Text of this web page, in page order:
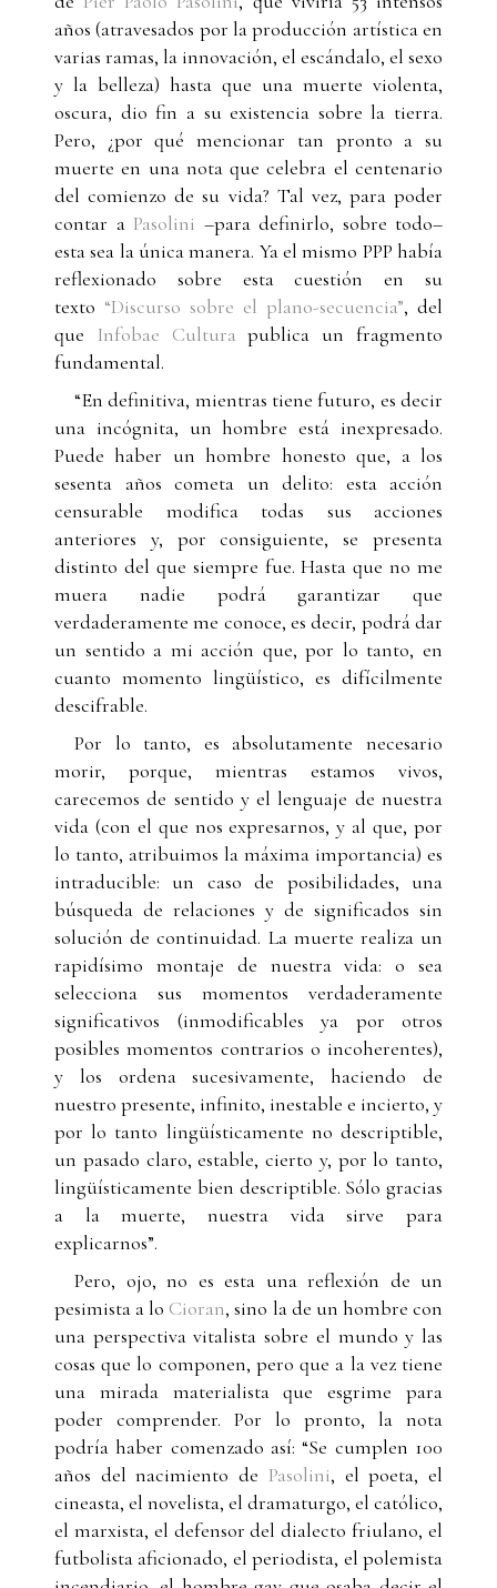
años (atravesados por la producción artística en
varias ramas, la innovación, el escándalo, el sexo
y la belleza) hasta que una muerte violenta,
oscura, dio fin a su existencia sobre la tierra.
Pero, ¿por qué mencionar tan pronto a su
muerte en una nota que celebra el centenario
del comienzo de su vida? Tal vez, para poder
contar a Pasolini –para definirlo, sobre todo–
esta sea la única manera. Ya el mismo PPP había
reflexionado sobre esta cuestión en su
texto “Discurso sobre el plano-secuencia”, del
que Infobae Cultura publica un fragmento
fundamental.
“En definitiva, mientras tiene futuro, es decir
una incógnita, un hombre está inexpresado.
Puede haber un hombre honesto que, a los
sesenta años cometa un delito: esta acción
censurable modifica todas sus acciones
anteriores y, por consiguiente, se presenta
distinto del que siempre fue. Hasta que no me
muera nadie podrá garantizar que
verdaderamente me conoce, es decir, podrá dar
un sentido a mi acción que, por lo tanto, en
cuanto momento lingüístico, es difícilmente
descifrable.
Por lo tanto, es absolutamente necesario
morir, porque, mientras estamos vivos,
carecemos de sentido y el lenguaje de nuestra
vida (con el que nos expresarnos, y al que, por
lo tanto, atribuimos la máxima importancia) es
intraducible: un caso de posibilidades, una
búsqueda de relaciones y de significados sin
solución de continuidad. La muerte realiza un
rapidísimo montaje de nuestra vida: o sea
selecciona sus momentos verdaderamente
significativos (inmodificables ya por otros
posibles momentos contrarios o incoherentes),
y los ordena sucesivamente, haciendo de
nuestro presente, infinito, inestable e incierto, y
por lo tanto lingüísticamente no descriptible,
un pasado claro, estable, cierto y, por lo tanto,
lingüísticamente bien descriptible. Sólo gracias
a la muerte, nuestra vida sirve para
explicarnos”.
Pero, ojo, no es esta una reflexión de un
pesimista a lo Cioran, sino la de un hombre con
una perspectiva vitalista sobre el mundo y las
cosas que lo componen, pero que a la vez tiene
una mirada materialista que esgrime para
poder comprender. Por lo pronto, la nota
podría haber comenzado así: “Se cumplen 100
años del nacimiento de Pasolini, el poeta, el
cineasta, el novelista, el dramaturgo, el católico,
el marxista, el defensor del dialecto friulano, el
futbolista aficionado, el periodista, el polemista